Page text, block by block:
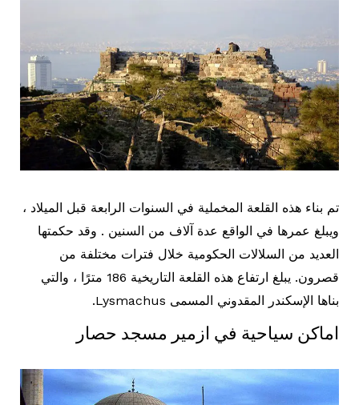
تم بناء هذه القلعة المخملية في السنوات الرابعة قبل الميلاد ،
ويبلغ عمرها في الواقع عدة آلاف من السنين . وقد حكمتها
العديد من السلالات الحكومية خلال فترات مختلفة من
قصرون. يبلغ ارتفاع هذه القلعة التاريخية 186 مترًا ، والتي
بناها الإسكندر المقدوني المسمى Lysmachus.
اماكن سياحية في ازمير مسجد حصار